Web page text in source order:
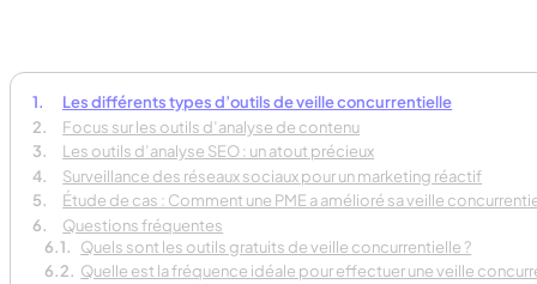
Les différents types d’outils de veille concurrentielle
Focus sur les outils d’analyse de contenu
Les outils d’analyse SEO : un atout précieux
Surveillance des réseaux sociaux pour un marketing réactif
Étude de cas : Comment une PME a amélioré sa veille
Questions fréquentes
Quels sont les outils gratuits de veille concurrentielle ?
Quelle est la fréquence idéale pour effectuer une veille